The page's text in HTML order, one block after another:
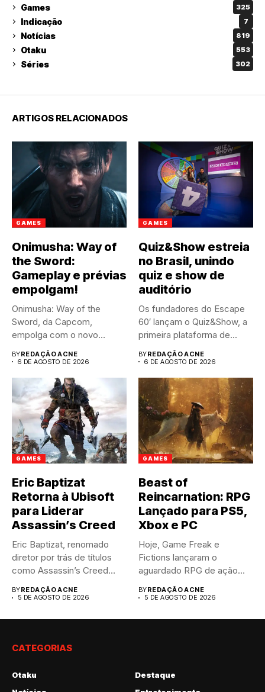
Games 325
Indicação 7
Notícias 819
Otaku 553
Séries 302
ARTIGOS RELACIONADOS
GAMES
Onimusha: Way of
the Sword:
Gameplay e prévias
empolgam!
Onimusha: Way of the
Sword, da Capcom,
empolga com o novo
BYREDAÇÃO ACNE
6 DE AGOSTO DE 2026
GAMES
Quiz&Show estreia
no Brasil, unindo
quiz e show de
auditório
Os fundadores do Escape
60′ lançam o Quiz&Show, a
primeira plataforma de...
BYREDAÇÃO ACNE
6 DE AGOSTO DE 2026
GAMES
Eric Baptizat
Retorna à Ubisoft
para Liderar
Assassin’s Creed
Eric Baptizat, renomado
diretor por trás de títulos
como Assassin’s Creed
Valhalla...
BYREDAÇÃO ACNE
5 DE AGOSTO DE 2026
GAMES
Beast of
Reincarnation: RPG
Lançado para PS5,
Xbox e PC
Hoje, Game Freak e
Fictions lançaram o
aguardado RPG de ação
BYREDAÇÃO ACNE
5 DE AGOSTO DE 2026
CATEGORIAS
Otaku
Destaque